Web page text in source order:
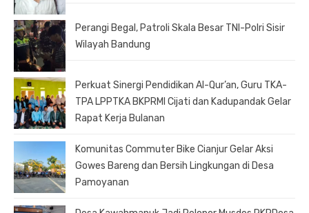
Perangi Begal, Patroli Skala Besar TNI-Polri Sisir
Wilayah Bandung
Perkuat Sinergi Pendidikan Al-Qur’an, Guru TKA-
TPA LPPTKA BKPRMI Cijati dan Kadupandak Gelar
Rapat Kerja Bulanan
Komunitas Commuter Bike Cianjur Gelar Aksi
Gowes Bareng dan Bersih Lingkungan di Desa
Pamoyanan